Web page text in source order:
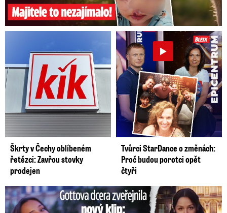
Škrty v Čechy oblíbeném
řetězci: Zavřou stovky
prodejen
Tvůrci StarDance o změnách:
Proč budou porotci opět
čtyři
Gottova dcera zveřejnila nový klip: Je jako Olivie Rodrigo!